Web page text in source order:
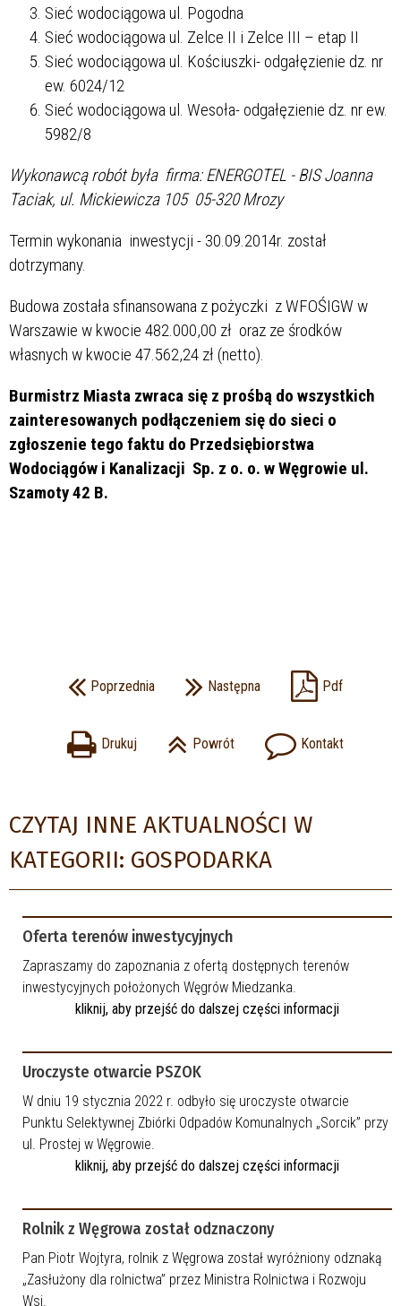
Sieć wodociągowa ul. Pogodna
Sieć wodociągowa ul. Zelce II i Zelce III – etap II
Sieć wodociągowa ul. Kościuszki- odgałęzienie dz. nr
ew. 6024/12
Sieć wodociągowa ul. Wesoła- odgałęzienie dz. nr ew.
5982/8
Wykonawcą robót była firma: ENERGOTEL - BIS Joanna
Taciak, ul. Mickiewicza 105 05-320 Mrozy
Termin wykonania inwestycji - 30.09.2014r. został
dotrzymany.
Budowa została sfinansowana z pożyczki z WFOŚIGW w
Warszawie w kwocie 482.000,00 zł oraz ze środków
własnych w kwocie 47.562,24 zł (netto).
Burmistrz Miasta zwraca się z prośbą do wszystkich
zainteresowanych podłączeniem się do sieci o
zgłoszenie tego faktu do Przedsiębiorstwa
Wodociągów i Kanalizacji Sp. z o. o. w Węgrowie ul.
Szamoty 42 B.
Poprzednia Następna Pdf
Drukuj Powrót Kontakt
CZYTAJ INNE AKTUALNOŚCI W
KATEGORII: GOSPODARKA
Oferta terenów inwestycyjnych
Zapraszamy do zapoznania z ofertą dostępnych terenów
inwestycyjnych położonych Węgrów Miedzanka.
kliknij, aby przejść do dalszej części informacji
Uroczyste otwarcie PSZOK
W dniu 19 stycznia 2022 r. odbyło się uroczyste otwarcie
Punktu Selektywnej Zbiórki Odpadów Komunalnych „Sorcik” przy
ul. Prostej w Węgrowie.
kliknij, aby przejść do dalszej części informacji
Rolnik z Węgrowa został odznaczony
Pan Piotr Wojtyra, rolnik z Węgrowa został wyróżniony odznaką
„Zasłużony dla rolnictwa” przez Ministra Rolnictwa i Rozwoju
Wsi.